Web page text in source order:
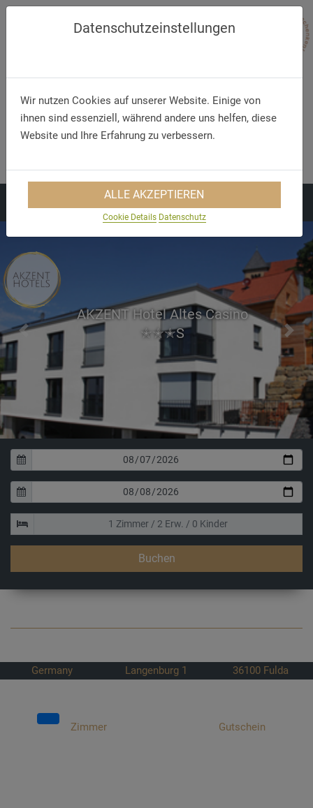
Telephone
AKZENT Hotel Altes Casino
✭✭✭S
Previous Next
Buchen
Germany Langenburg 1 36100 Fulda
Zimmer Gutschein
Datenschutzeinstellungen
Wir nutzen Cookies auf unserer Website. Einige von
ihnen sind essenziell, während andere uns helfen, diese
Website und Ihre Erfahrung zu verbessern.
ALLE AKZEPTIEREN
Cookie Details Datenschutz